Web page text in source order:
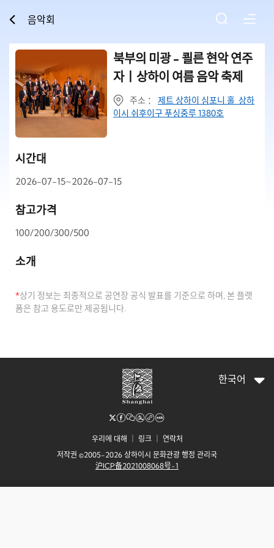
음악회
북부의 미광 - 쾰른 현악 연주
자丨상하이 여름 음악 축제
주소 ： 제트 상하이 심포니 홀 상하
이시 쉬후이구 푸싱중루 1380호
시간대
2026-07-15~2026-07-15
참고가격
100/200/300/500
소개
*상기 정보는 최종적으로 공연장 공식 발표를 기준으로 하며, 본 플랫
폼은 참고 용도로만 제공됩니다.
우리에 대해 링크｜ 연락처
저작권 ©2005-2026 상하이시 문화관광 행정 관리국
沪ICP备2021008068号-1
한국어